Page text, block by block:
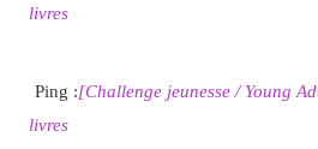
livres
Ping :[Challenge jeunesse / Young
livres